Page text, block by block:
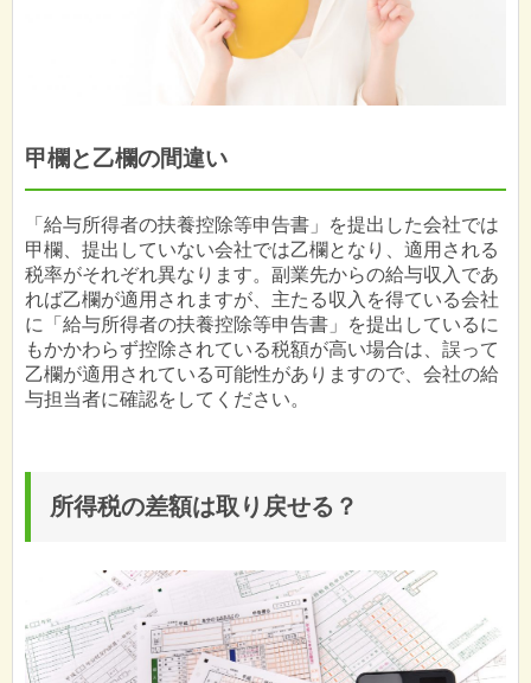
甲欄と乙欄の間違い
「給与所得者の扶養控除等申告書」を提出した会社では
甲欄、提出していない会社では乙欄となり、適用される
税率がそれぞれ異なります。副業先からの給与収入であ
れば乙欄が適用されますが、主たる収入を得ている会社
に「給与所得者の扶養控除等申告書」を提出しているに
もかかわらず控除されている税額が高い場合は、誤って
乙欄が適用されている可能性がありますので、会社の給
与担当者に確認をしてください。
所得税の差額は取り戻せる？